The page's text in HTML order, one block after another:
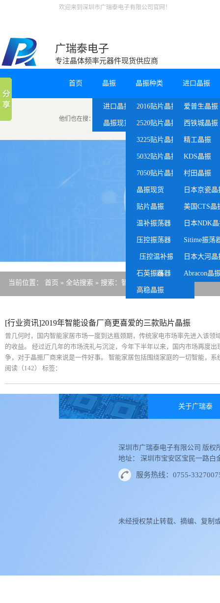
欢迎来到深圳市广瑞泰电子有限公司官网！
广瑞泰电子
专注晶体频率元器件现货供应商
首页 晶振
进口晶振
晶振现货
晶振种类
2016贴片晶振
2520贴片晶振
3225贴片晶振
5032贴片晶振
7050贴片晶振
晶振现货
贴片晶振
温补振荡器
压控振荡器
压控温补振荡
器
石英振荡器
高稳晶振
进口晶振
爱普生晶振
西铁城晶振
精工晶振
KDS晶振
村田晶振
日本京瓷晶
美国CTS晶
日本NDK
Sitime振荡
日本大河晶
Abracon晶
他们也在搜： 32.768khz晶振 西铁城晶振 无源晶振
当前位置： 首页 » 全站搜索 » 搜索：智能晶振
[行业资讯]2019年智能设备厂商更喜爱的三款贴片晶振
曾几何时，国内智能家居市场一度到达瓶颈期，传统家电市场率先进入该
的收益。 经过近几年的市场洗礼与沉淀，今年下半年以来，国内市场再度
争，对于晶振厂商来说是一件好事。 智能家居包括围绕家庭的一切智能，
阅读（142） 标签：
关于广瑞泰
深圳市广瑞泰电子有限公司 版权
地址： 深圳市宝安区宝民一路白
服务热线：0755-
未经授权禁止转载、摘编、复制